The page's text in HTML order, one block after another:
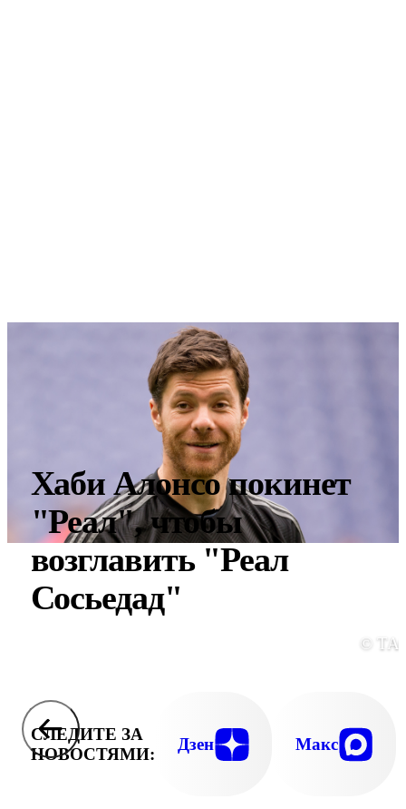
Хаби Алонсо покинет
"Реал", чтобы
возглавить "Реал
Сосьедад"
©
СЛЕДИТЕ ЗА
НОВОСТЯМИ:
Дзен Макс